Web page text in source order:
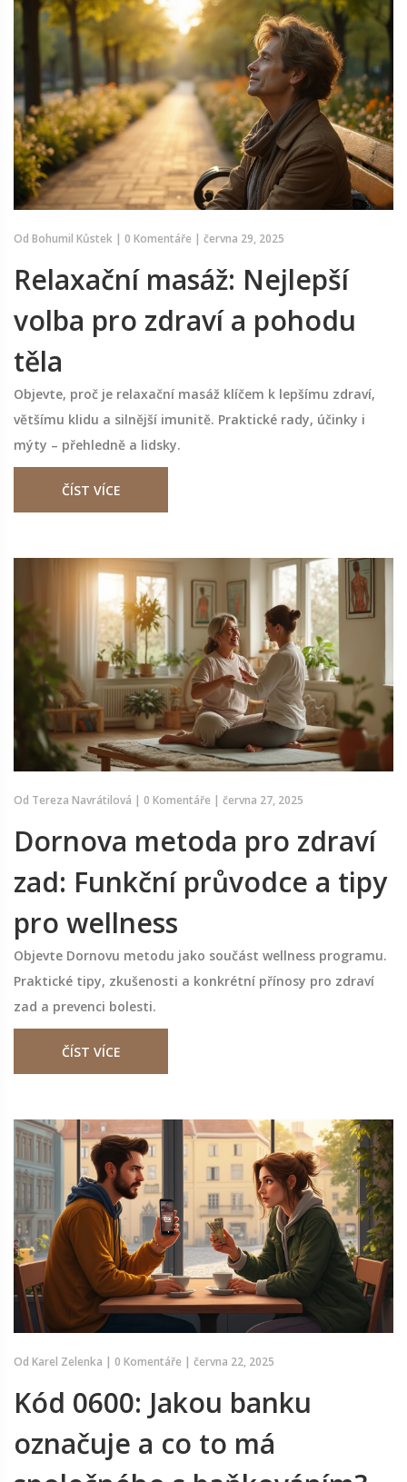
Od Bohumil Kůstek | 0 Komentáře | června 29, 2025
Relaxační masáž: Nejlepší
volba pro zdraví a pohodu
těla
Objevte, proč je relaxační masáž klíčem k lepšímu zdraví,
většímu klidu a silnější imunitě. Praktické rady, účinky i
mýty – přehledně a lidsky.
ČÍST VÍCE
Od Tereza Navrátilová | 0 Komentáře | června 27, 2025
Dornova metoda pro zdraví
zad: Funkční průvodce a tipy
pro wellness
Objevte Dornovu metodu jako součást wellness programu.
Praktické tipy, zkušenosti a konkrétní přínosy pro zdraví
zad a prevenci bolesti.
ČÍST VÍCE
Od Karel Zelenka | 0 Komentáře | června 22, 2025
Kód 0600: Jakou banku
označuje a co to má